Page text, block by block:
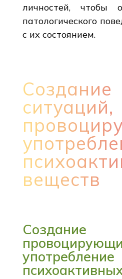
личностей, чтобы
патологического
с их состоянием.
Создание
ситуаций,
веществ
Создание
употребление